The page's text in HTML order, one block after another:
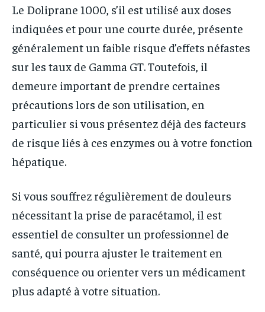
Le Doliprane 1000, s’il est utilisé aux doses
indiquées et pour une courte durée, présente
généralement un faible risque d’effets néfastes
sur les taux de Gamma GT. Toutefois, il
demeure important de prendre certaines
précautions lors de son utilisation, en
particulier si vous présentez déjà des facteurs
de risque liés à ces enzymes ou à votre fonction
hépatique.
Si vous souffrez régulièrement de douleurs
nécessitant la prise de paracétamol, il est
essentiel de consulter un professionnel de
santé, qui pourra ajuster le traitement en
conséquence ou orienter vers un médicament
plus adapté à votre situation.